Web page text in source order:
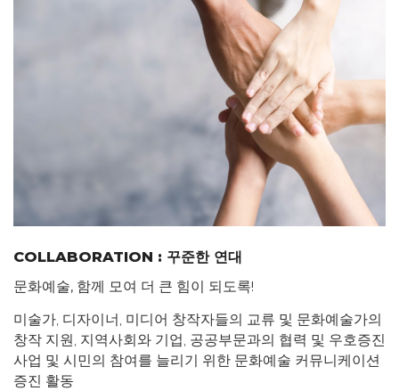
COLLABORATION : 꾸준한 연대
문화예술, 함께 모여 더 큰 힘이 되도록!
미술가, 디자이너, 미디어 창작자들의 교류 및 문화예술가의
창작 지원, 지역사회와 기업, 공공부문과의 협력 및 우호증진
사업 및 시민의 참여를 늘리기 위한 문화예술 커뮤니케이션
증진 활동